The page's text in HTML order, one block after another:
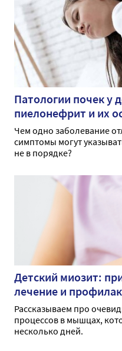
Патологии почек у
пиелонефрит и их
Чем одно заболевание
симптомы могут
не в порядке?
Детский миозит:
лечение и
Рассказываем про
процессов в мышцах,
несколько дней.